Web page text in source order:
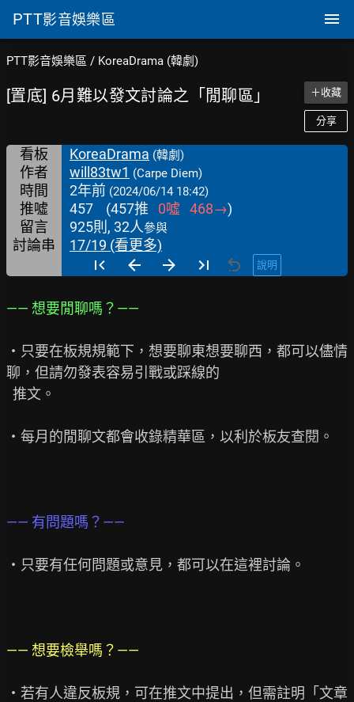
PTT影音娛樂區
PTT影音娛樂區 / KoreaDrama (韓劇)
[置底] 6月難以發文討論之「閒聊區」 ＋收藏
分享
看板 KoreaDrama (韓劇)
作者 will83tw1 (Carpe Diem)
時間 2年前 (2024/06/14 18:42)
推噓 457 (457推 0噓 468→)
留言
925則, 32人參與
討論串 17/19 (看更多)
說明
—— 想要閒聊嗎？——
・只要在板規規範下，想要聊東想要聊西，都可以儘情
聊，但請勿發表容易引戰或踩線的
・每月的閒聊文都會收錄精華區，以利於板友查閱。
—— 有問題嗎？——
・只要有任何問題或意見，都可以在這裡討論。
—— 想要檢舉嗎？——
・若有人違反板規，可在推文中提出，但需註明「文章